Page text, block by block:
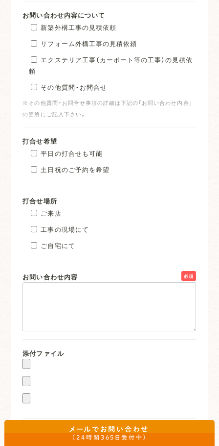
メールでお問い合わせ
（24時間365日受付中）
お問い合わせ内容について
新築外構工事の見積依頼
リフォーム外構工事の見積依頼
エクステリア工事（カーポート等の工事）の見積依
頼
その他質問・お問合せ
※その他質問・お問合せ事項の詳細は下記の「お問い合わせ内容」
の箇所にご記入下さい。
打合せ希望
平日の打合せも可能
土日祝のご予約を希望
打合せ場所
ご来店
工事の現場にて
ご自宅にて
お問い合わせ内容 必須
添付ファイル